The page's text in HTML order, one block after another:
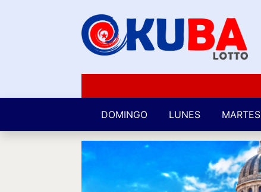
DOMINGO LUNES MARTES